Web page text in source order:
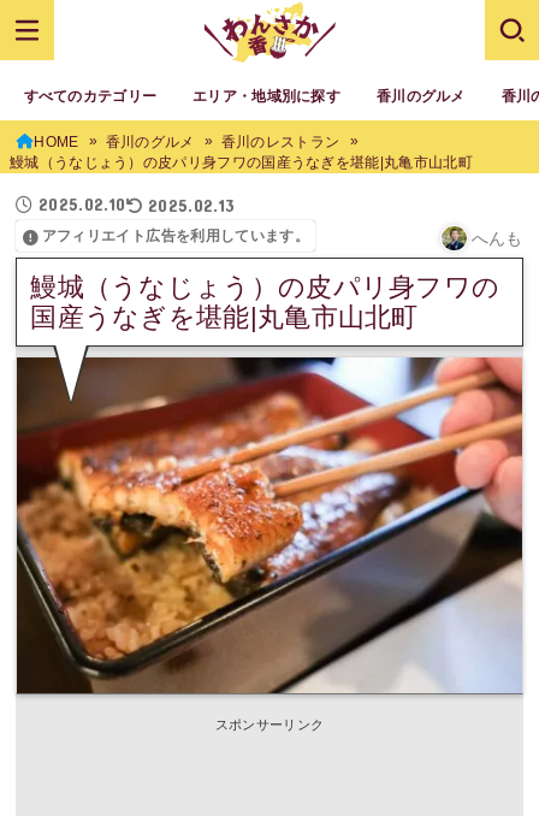
すべてのカテゴリー エリア・地域別に探す 香川のグルメ 香川
HOME 香川のグルメ
香川のレストラン
鰻城（うなじょう）の皮パリ身フワの国産うなぎを堪能|丸亀市山北町
2025.02.10 2025.02.13
アフィリエイト広告を利用しています。 へんも
鰻城（うなじょう）の皮パリ身フワの
国産うなぎを堪能|丸亀市山北町
スポンサーリンク